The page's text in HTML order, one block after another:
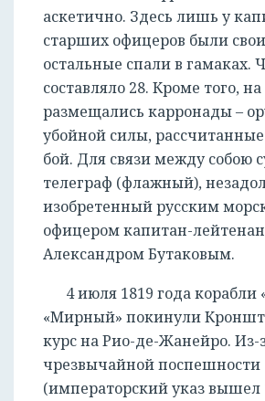
аскетично. Здесь лишь у
старших офицеров были
остальные спали в гамаках.
составляло 28. Кроме того,
размещались карронады –
убойной силы,
бой. Для связи между собою
телеграф (флажный),
изобретенный русским
офицером капитан-
Александром Бутаковым.
4 июля 1819 года корабли
«Мирный» покинули
курс на Рио-де-Жанейро. Из-
чрезвычайной поспешности
(императорский указ вышел